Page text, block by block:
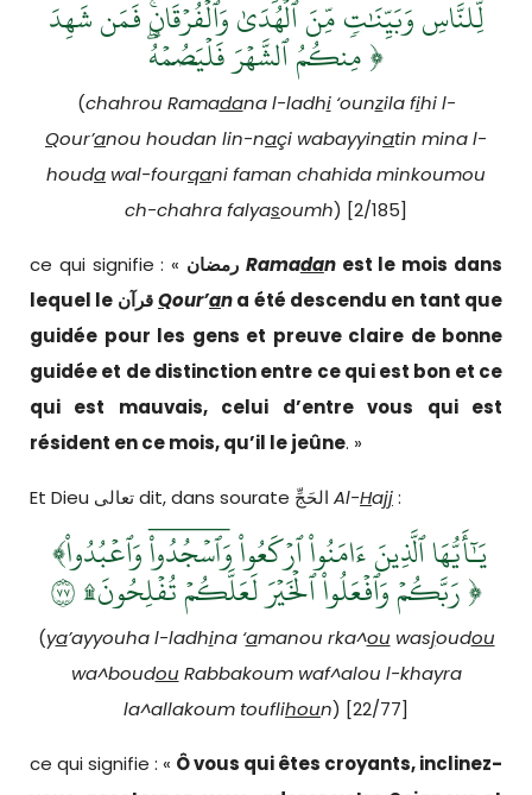
لِّلنَّاسِ وَبَيِّنَٰتٖ مِّنَ ٱلۡهُدَىٰ وَٱلۡفُرۡقَانِۚ فَمَن شَهِدَ
مِنكُمُ ٱلشَّهۡرَ فَلۡيَصُمۡهُۖ ﴿
(chahrou Ramadana l-ladhi‘ounzila fihi l-
Qour’anou houdan lin-naçi wabayyinatin mina l-
houda wal-fourqani faman chahida minkoumou
ch-chahra falyasoumh) [2/185]
ce qui signifie : « رمضان Ramadanest le mois dans
lequel le قرآن Qour’ana été descendu en tant que
guidée pour les gens et preuve claire de bonne
guidée et de distinction entre ce qui est bon et ce
qui est mauvais, celui d’entre vous qui est
résident en ce mois,qu’il le jeûne. »
Al-Hajj:
﴾يَـٰٓأَيُّهَا ٱلَّذِينَ ءَامَنُواْ ٱرۡكَعُواْ وَٱسۡجُدُواْۤ وَٱعۡبُدُواْ
رَبَّكُمۡ وَٱفۡعَلُواْ ٱلۡخَيۡرَ لَعَلَّكُمۡ تُفۡلِحُونَ۩ ٧٧ ﴿
(ya’ayyouha l-ladhina ‘amanou rka^ou wasjoudou
wa^boudou Rabbakoum waf^alou l-khayra
la^allakoum touflihoun) [22/77]
ce qui signifie : « Ô vous qui êtes croyants, inclinez-